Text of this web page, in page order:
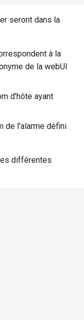
seront dans la
à la
de la webUI
d'hôte ayant
de l'alarme défini
différentes